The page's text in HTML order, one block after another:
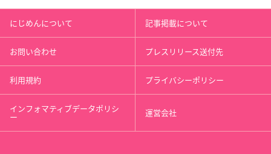
にじめんについて 記事掲載について
お問い合わせ プレスリリース送付先
利用規約 プライバシーポリシー
インフォマティブデータポリシ
ー 運営会社